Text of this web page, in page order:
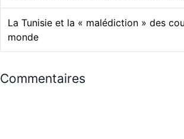
La Tunisie et la « malédiction » des
monde
Commentaires